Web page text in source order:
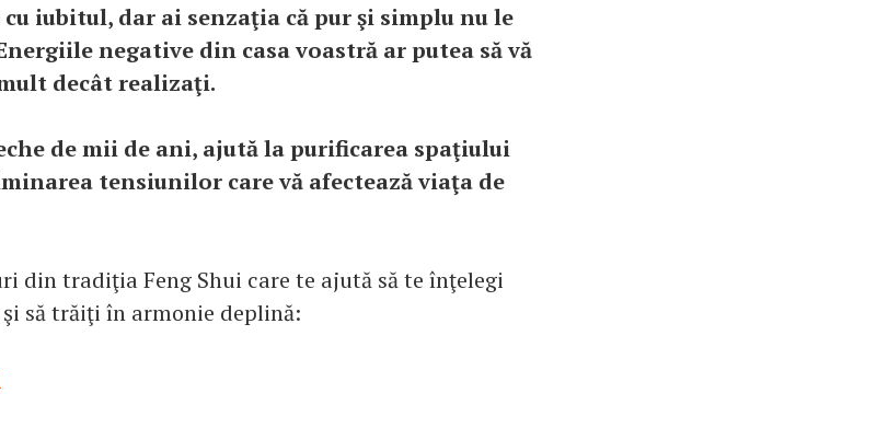
iubitul, dar ai senzaţia că pur şi simplu nu le
negative din casa voastră ar putea să vă
decât realizaţi.
de mii de ani, ajută la purificarea spaţiului
tensiunilor care vă afectează viaţa de
din tradiţia Feng Shui care te ajută să te înţelegi
să trăiţi în armonie deplină: